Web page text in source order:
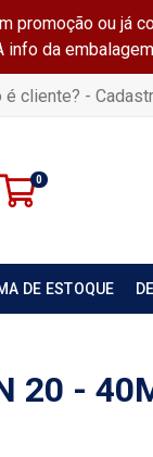
promoção ou já
info da
é cliente? -
0
DE ESTOQUE
20 -